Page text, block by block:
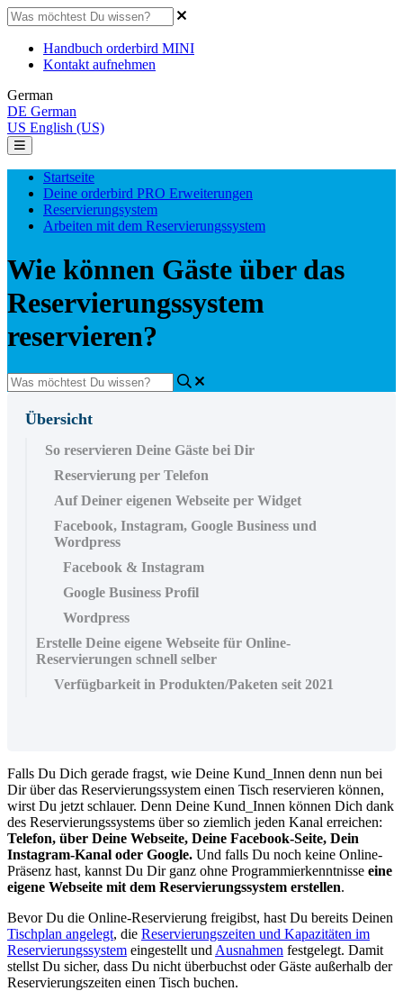
Handbuch orderbird MINI
Kontakt aufnehmen
German
DE German
US English (US)
Startseite
Deine orderbird PRO Erweiterungen
Reservierungsystem
Arbeiten mit dem Reservierungssystem
Wie können Gäste über das
Reservierungssystem
reservieren?
Übersicht
So reservieren Deine Gäste bei Dir
Reservierung per Telefon
Auf Deiner eigenen Webseite per Widget
Facebook, Instagram, Google Business und
Wordpress
Facebook & Instagram
Google Business Profil
Wordpress
Erstelle Deine eigene Webseite für Online-
Reservierungen schnell selber
Verfügbarkeit in Produkten/Paketen seit 2021
Falls Du Dich gerade fragst, wie Deine Kund_Innen denn nun bei
Dir über das Reservierungssystem einen Tisch reservieren können,
wirst Du jetzt schlauer. Denn Deine Kund_Innen können Dich dank
des Reservierungssystems über so ziemlich jeden Kanal erreichen:
Telefon, über Deine Webseite, Deine Facebook-Seite, Dein
Instagram-Kanal oder Google. Und falls Du noch keine Online-
Präsenz hast, kannst Du Dir ganz ohne Programmierkenntnisse eine
eigene Webseite mit dem Reservierungssystem erstellen.
Bevor Du die Online-Reservierung freigibst, hast Du bereits Deinen
Tischplan angelegt, die Reservierungszeiten und Kapazitäten im
Reservierungssystem eingestellt und Ausnahmen festgelegt. Damit
stellst Du sicher, dass Du nicht überbuchst oder Gäste außerhalb der
Reservierungszeiten einen Tisch buchen.